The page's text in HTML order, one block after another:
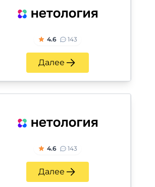
4.6 143
Далее
4.6 143
Далее